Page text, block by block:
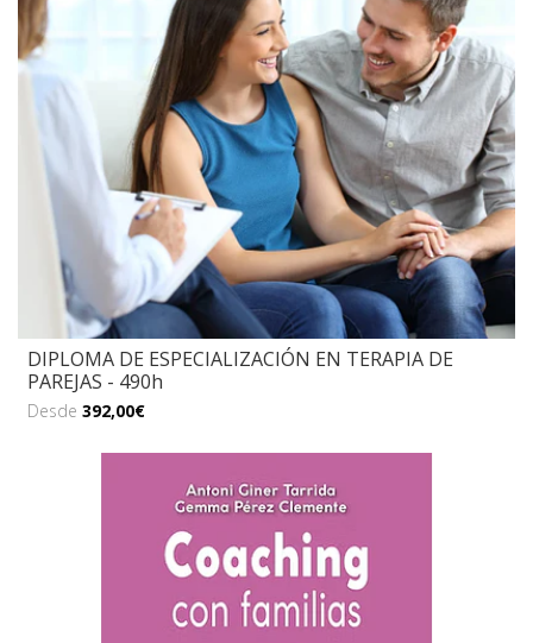
DIPLOMA DE ESPECIALIZACIÓN EN TERAPIA DE
PAREJAS - 490h
Desde 392,00€